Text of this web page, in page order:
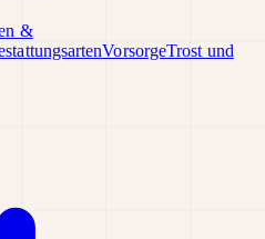
&
VorsorgeTrost und